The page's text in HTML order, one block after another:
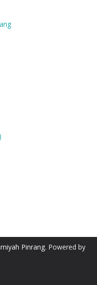
Pinrang. Powered by